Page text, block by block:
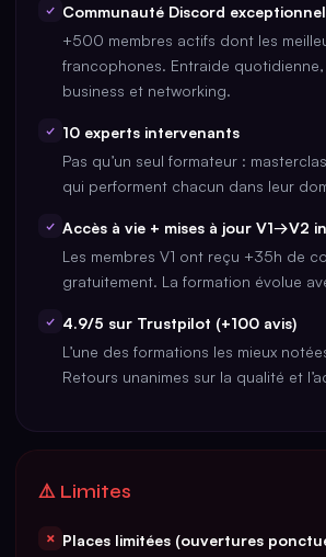
✓ Communauté Discord
+500 membres actifs dont les
francophones. Entraide
business et networking.
✓ 10 experts intervenants
Pas qu’un seul formateur :
qui performent chacun dans leur
✓ Accès à vie + mises à jour V1→V2
Les membres V1 ont reçu +35h de
gratuitement. La formation évolue
✓ 4.9/5 sur Trustpilot (+100 avis)
L’une des formations les mieux
Retours unanimes sur la qualité et
⚠️ Limites
✗ Places limitées (ouvertures